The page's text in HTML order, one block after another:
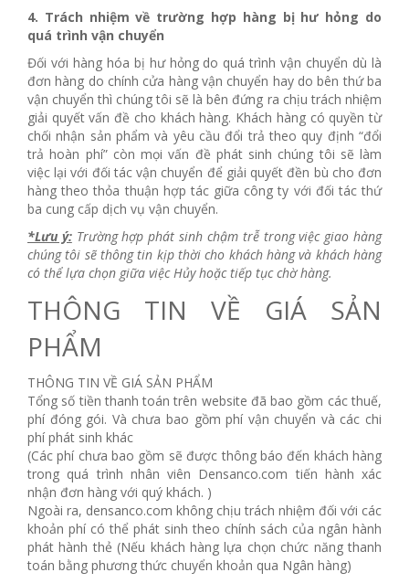
4. Trách nhiệm về trường hợp hàng bị hư hỏng do
quá trình vận chuyển
Đối với hàng hóa bị hư hỏng do quá trình vận chuyển dù là
đơn hàng do chính cửa hàng vận chuyển hay do bên thứ ba
vận chuyển thì chúng tôi sẽ là bên đứng ra chịu trách nhiệm
giải quyết vấn đề cho khách hàng. Khách hàng có quyền từ
chối nhận sản phẩm và yêu cầu đổi trả theo quy định “đổi
trả hoàn phí” còn mọi vấn đề phát sinh chúng tôi sẽ làm
việc lại với đối tác vận chuyển để giải quyết đền bù cho đơn
hàng theo thỏa thuận hợp tác giữa công ty với đối tác thứ
ba cung cấp dịch vụ vận chuyển.
*Lưu ý: Trường hợp phát sinh chậm trễ trong việc giao hàng
chúng tôi sẽ thông tin kịp thời cho khách hàng và khách hàng
có thể lựa chọn giữa việc Hủy hoặc tiếp tục chờ hàng.
THÔNG TIN VỀ GIÁ SẢN
PHẨM
THÔNG TIN VỀ GIÁ SẢN PHẨM
Tổng số tiền thanh toán trên website đã bao gồm các thuế,
phí đóng gói. Và chưa bao gồm phí vận chuyển và các chi
phí phát sinh khác
(Các phí chưa bao gồm sẽ được thông báo đến khách hàng
trong quá trình nhân viên Densanco.com tiến hành xác
nhận đơn hàng với quý khách. )
Ngoài ra, densanco.com không chịu trách nhiệm đối với các
khoản phí có thể phát sinh theo chính sách của ngân hành
phát hành thẻ (Nếu khách hàng lựa chọn chức năng thanh
toán bằng phương thức chuyển khoản qua Ngân hàng)